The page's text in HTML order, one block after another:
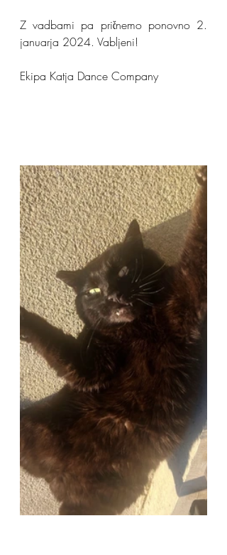
Z vadbami pa pričnemo ponovno 2.
januarja 2024. Vabljeni!
Ekipa Katja Dance Company